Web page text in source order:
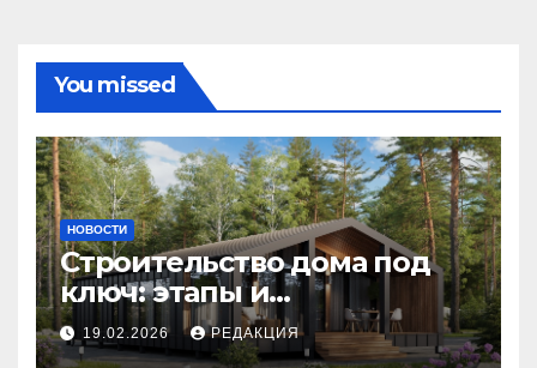
You missed
НОВОСТИ
Строительство дома под
ключ: этапы и
планирование бюджета
19.02.2026 РЕДАКЦИЯ